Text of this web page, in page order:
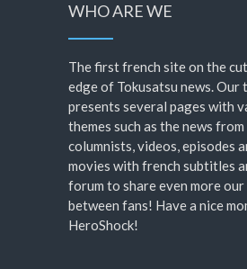
WHO ARE WE
The first french site on the
edge of Tokusatsu news. Our
presents several pages with
themes such as the news
columnists, videos, episodes
movies with french subtitles
forum to share even more our
between fans! Have a nice
HeroShock!